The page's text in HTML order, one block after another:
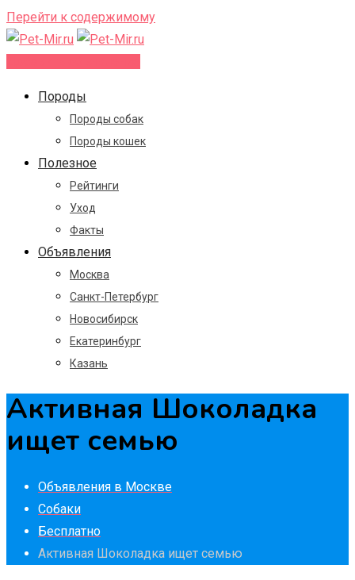
Перейти к содержимому
Породы
Породы собак
Породы кошек
Полезное
Рейтинги
Уход
Факты
Объявления
Москва
Санкт-Петербург
Новосибирск
Екатеринбург
Казань
Активная Шоколадка
ищет семью
Объявления в Москве
Собаки
Бесплатно
Активная Шоколадка ищет семью